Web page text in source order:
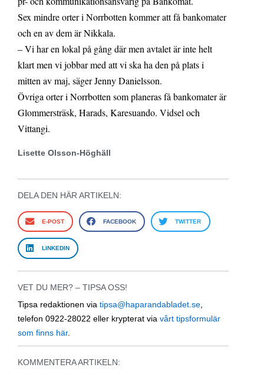
Sex mindre orter i Norrbotten kommer att få bankomater
och en av dem är Nikkala.
– Vi har en lokal på gång där men avtalet är inte helt
klart men vi jobbar med att vi ska ha den på plats i
mitten av maj, säger Jenny Danielsson.
Övriga orter i Norrbotten som planeras få bankomater är
Glommersträsk, Harads, Karesuando. Vidsel och
Vittangi.
Lisette Olsson-Höghäll
DELA DEN HÄR ARTIKELN:
E-POST FACEBOOK TWITTER
LINKEDIN
VET DU MER? – TIPSA OSS!
Tipsa redaktionen via tipsa@haparandabladet.se
telefon 0922-28022 eller krypterat via vårt tipsformulär
som finns här.
KOMMENTERA ARTIKELN: